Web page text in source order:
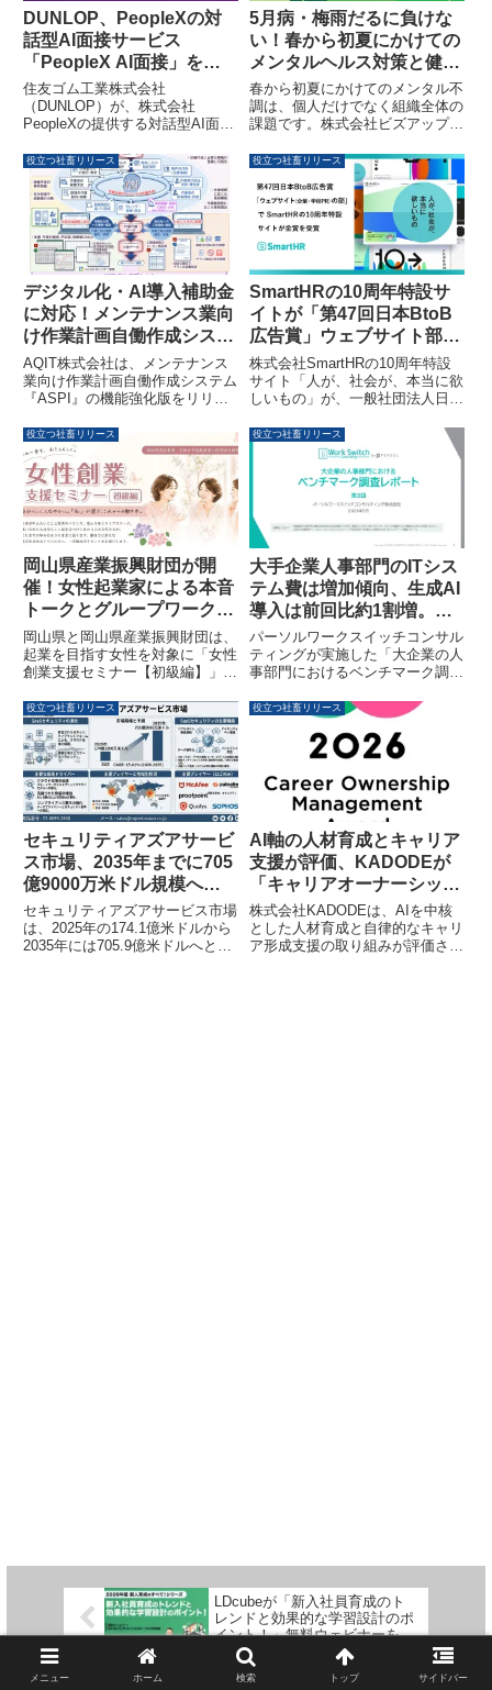
DUNLOP、PeopleXの対
話型AI面接サービス
「PeopleX AI面接」を導
入し採用を強化
住友ゴム工業株式会社
（DUNLOP）が、株式会社
PeopleXの提供する対話型AI面接
導入しました。これにより、採用
選考における候補者体験の向上
と、客観的な人材の見極めを目指
します。
5月病・梅雨だるに負けな
い！春から初夏にかけての
メンタルヘルス対策と健康
経営の重要性
春から初夏にかけてのメンタル不
調は、個人だけでなく組織全体の
課題です。株式会社ビズアップ総
ルフケアから管理職のラインケア
まで、健康経営を推進するための
体系的なメンタルヘルス研修を提
供しています。不調の早期発見と
対策を通じて、生産性の高い職場
環境を築くための極意を紹介しま
役立つ社畜リリース
デジタル化・AI導入補助金
に対応！メンテナンス業向
け作業計画自働作成システ
ム「ASPI」が機能強化版
をリリース
AQIT株式会社は、メンテナンス
業向け作業計画自働作成システム
『ASPI』の機能強化版をリリー
タル化・AI導入補助金2026」の
認定ツールであり、AIによる計画
作成工数の大幅削減や労働生産性
の向上、DXによる業務効率化を
実現し、低コストでの導入が可能
です。
役立つ社畜リリース
SmartHRの10周年特設サ
イトが「第47回日本BtoB
広告賞」ウェブサイト部門
で金賞を受賞
株式会社SmartHRの10周年特設
サイト「人が、社会が、本当に欲
しいもの」が、一般社団法人日本
BtoB広告賞「ウェブサイト〈企
業・学校PR〉の部」において金
賞を受賞しました。
役立つ社畜リリース
岡山県産業振興財団が開
催！女性起業家による本音
トークとグループワークで
「自分らしい働き方の軸」
を見つける「女性創業支援
セミナー【初級編】」6月
20日開催
岡山県と岡山県産業振興財団は、
起業を目指す女性を対象に「女性
創業支援セミナー【初級編】」を
セミナーでは、活躍中の女性起業
家3名によるトークセッションと
グループワークを通じて、参加者
一人ひとりが「自分らしい働き方
の軸」を見つけることを目指しま
す。参加費は無料で、託児サービ
スも利用可能です。
役立つ社畜リリース
大手企業人事部門のITシス
テム費は増加傾向、生成AI
導入は前回比約1割増。人
員不足とオンボーディング
課題が顕在化
パーソルワークスイッチコンサル
ティングが実施した「大企業の人
事部門におけるベンチマーク調査
た。本調査により、大手企業の人
し、生成AIの導入が前回の調査と
比較して約1割増えていることが
明らかになりました。一方で、人
員不足やオンボーディングに関す
る課題も浮き彫りになっていま
す。
役立つ社畜リリース
セキュリティアズアサービ
ス市場、2035年までに705
億9000万米ドル規模へ拡
大
セキュリティアズアサービス市場
は、2025年の174.1億米ドルから
2035年には705.9億米ドルへと大
役立つ社畜リリース
AI軸の人材育成とキャリア
支援が評価、KADODEが
「キャリアオーナーシップ
経営AWARD 2026」優秀
賞を受賞
株式会社KADODEは、AIを中核
とした人材育成と自律的なキャリ
ア形成支援の取り組みが評価さ
LDcubeが「新入社員育成のト
レンドと効果的な学習設計のポ
イント！」無料ウェビナーを
2026年6月9日に開催
メニュー ホーム 検索 トップ サイドバー